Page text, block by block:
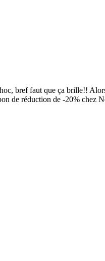
bref faut que ça brille!!
de réduction de -20%